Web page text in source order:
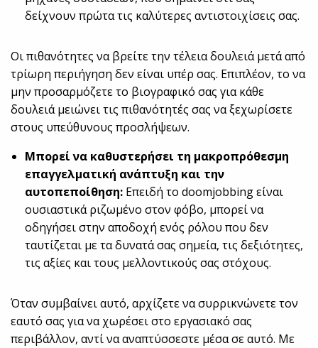
δείχνουν πρώτα τις καλύτερες αντιστοιχίσεις σας.
Οι πιθανότητες να βρείτε την τέλεια δουλειά μετά από
τρίωρη περιήγηση δεν είναι υπέρ σας. Επιπλέον, το να
μην προσαρμόζετε το βιογραφικό σας για κάθε
δουλειά μειώνει τις πιθανότητές σας να ξεχωρίσετε
στους υπεύθυνους προσλήψεων.
Μπορεί να καθυστερήσει τη μακροπρόθεσμη
επαγγελματική ανάπτυξη και την
αυτοπεποίθηση: Επειδή το doomjobbing είναι
ουσιαστικά ριζωμένο στον φόβο, μπορεί να
οδηγήσει στην αποδοχή ενός ρόλου που δεν
ταυτίζεται με τα δυνατά σας σημεία, τις δεξιότητες,
τις αξίες και τους μελλοντικούς σας στόχους.
Όταν συμβαίνει αυτό, αρχίζετε να συρρικνώνετε τον
εαυτό σας για να χωρέσει στο εργασιακό σας
περιβάλλον, αντί να αναπτύσσεστε μέσα σε αυτό. Με